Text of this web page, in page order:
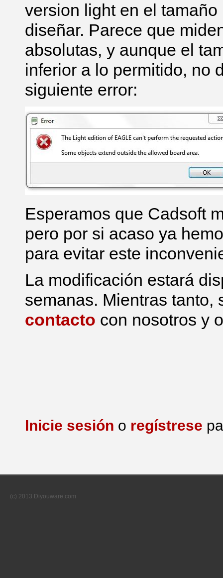
version light en el
diseñar. Parece que
absolutas, y aunque el
inferior a lo permitido, no
siguiente error:
Esperamos que Cadsoft
pero por si acaso ya
para evitar este
La modificación estará
semanas. Mientras tanto,
contacto con nosotros y
Inicie sesión o regístrese
(c) 2013 Diyouware.com